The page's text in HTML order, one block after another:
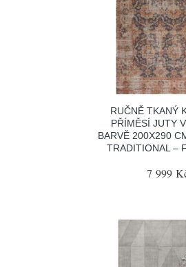
RUČNĚ TKANÝ
PŘÍMĚSÍ JUTY
BARVĚ 200X290
TRADITIONAL –
7 999